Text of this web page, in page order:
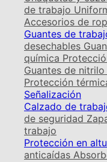
de trabajo
Accesorios de
Guantes de
desechables
química
Guantes de nitrilo
Protección
Señalización
Calzado de
de seguridad
trabajo
Protección en
anticaídas